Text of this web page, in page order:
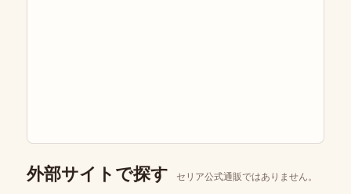
外部サイトで探す セリア公式通販ではありません。